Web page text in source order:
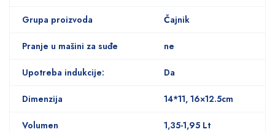
Grupa proizvoda Čajnik
Pranje u mašini za suđe ne
Upotreba indukcije: Da
Dimenzija 14*11, 16×12.5cm
Volumen 1,35-1,95 Lt